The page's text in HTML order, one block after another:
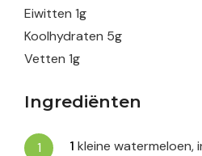
Eiwitten 1g
Koolhydraten 5g
Vetten 1g
Ingrediënten
1 kleine watermeloen,